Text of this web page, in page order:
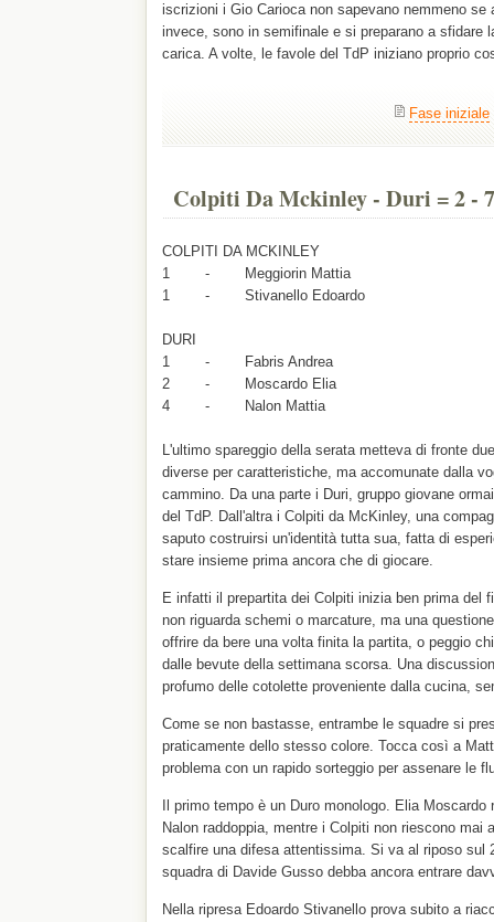
iscrizioni i Gio Carioca non sapevano nemmeno se
invece, sono in semifinale e si preparano a sfidare
carica. A volte, le favole del TdP iniziano proprio
Fase iniziale
Colpiti Da Mckinley - Duri = 2 - 7
COLPITI DA MCKINLEY
1 - Meggiorin Mattia
1 - Stivanello Edoardo
DURI
1 - Fabris Andrea
2 - Moscardo Elia
4 - Nalon Mattia
L'ultimo spareggio della serata metteva di fronte
diverse per caratteristiche, ma accomunate dalla
cammino. Da una parte i Duri, gruppo giovane
del TdP. Dall'altra i Colpiti da McKinley, una
saputo costruirsi un'identità tutta sua, fatta di
stare insieme prima ancora che di giocare.
E infatti il prepartita dei Colpiti inizia ben prima del
non riguarda schemi o marcature, ma una
offrire da bere una volta finita la partita, o peggio
dalle bevute della settimana scorsa. Una
profumo delle cotolette proveniente dalla cucina,
Come se non bastasse, entrambe le squadre si
praticamente dello stesso colore. Tocca così a
problema con un rapido sorteggio per assenare le
Il primo tempo è un Duro monologo. Elia
Nalon raddoppia, mentre i Colpiti non riescono mai
scalfire una difesa attentissima. Si va al riposo sul
squadra di Davide Gusso debba ancora entrare
Nella ripresa Edoardo Stivanello prova subito a